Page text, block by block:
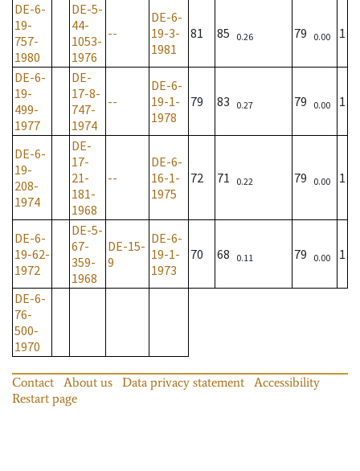
DE-6-
19-
757-
1980
DE-5-
44-
1053-
1976
--
DE-6-
19-3-
1981
81 85 0.26 79 0.00 1
DE-6-
19-
499-
1977
DE-
17-8-
747-
1974
--
DE-6-
19-1-
1978
79 83 0.27 79 0.00 1
DE-6-
19-
208-
1974
DE-
17-
21-
181-
1968
--
DE-6-
16-1-
1975
72 71 0.22 79 0.00 1
DE-6-
19-62-
1972
DE-5-
67-
359-
1968
DE-15-
9
DE-6-
19-1-
1973
70 68 0.11 79 0.00 1
DE-6-
76-
500-
1970
Contact About us Data privacy statement
Accessibility
Restart page